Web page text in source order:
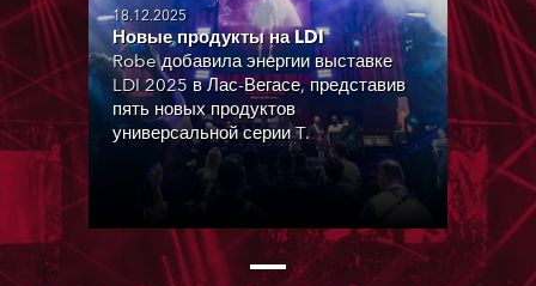
18.12.2025
Новые продукты на LDI
Robe добавила энергии выставке
LDI 2025 в Лас-Вегасе, представив
пять новых продуктов
универсальной серии T.